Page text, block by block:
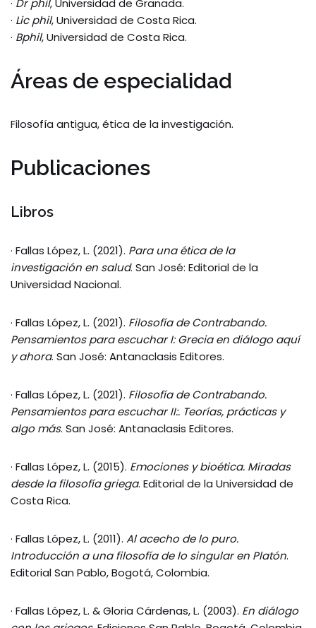
· Dr phil, Universidad de Granada.
· Lic phil, Universidad de Costa Rica.
· Bphil, Universidad de Costa Rica.
Áreas de especialidad
Filosofía antigua, ética de la investigación.
Publicaciones
Libros
· Fallas López, L. (2021). Para una ética de la
investigación en salud. San José: Editorial de la
Universidad Nacional.
· Fallas López, L. (2021). Filosofía de Contrabando.
Pensamientos para escuchar I: Grecia en diálogo aquí
y ahora. San José: Antanaclasis Editores.
· Fallas López, L. (2021). Filosofía de Contrabando.
Pensamientos para escuchar II:. Teorías, prácticas y
algo más. San José: Antanaclasis Editores.
· Fallas López, L. (2015). Emociones y bioética. Miradas
desde la filosofía griega. Editorial de la Universidad de
Costa Rica.
· Fallas López, L. (2011). Al acecho de lo puro.
Introducción a una filosofía de lo singular en Platón.
Editorial San Pablo, Bogotá, Colombia.
· Fallas López, L. & Gloria Cárdenas, L. (2003). En diálogo